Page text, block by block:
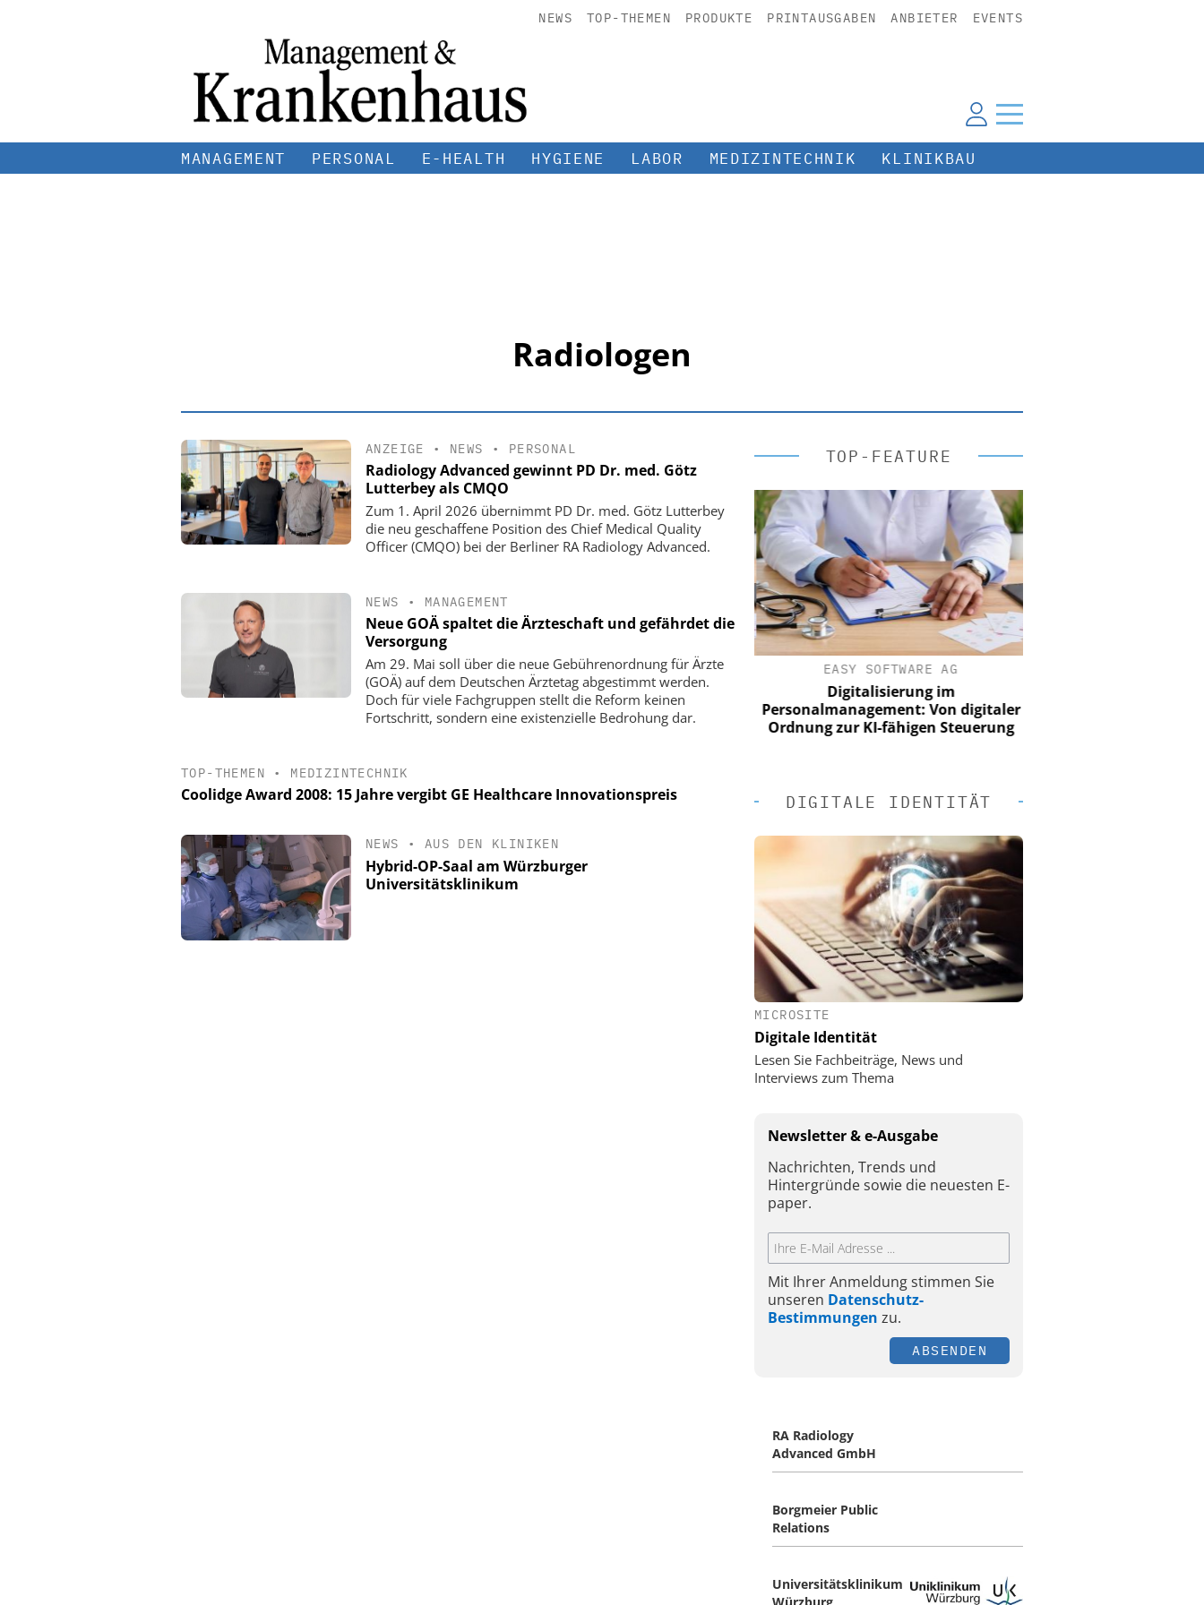
NEWS TOP-THEMEN PRODUKTE PRINTAUSGABEN ANBIETER EVENTS
MANAGEMENT PERSONAL E-HEALTH HYGIENE LABOR MEDIZINTECHNIK KLINIKBAU
Radiologen
ANZEIGE • NEWS • PERSONAL
Radiology Advanced gewinnt PD Dr. med. Götz
Lutterbey als CMQO
Zum 1. April 2026 übernimmt PD Dr. med. Götz Lutterbey
die neu geschaffene Position des Chief Medical Quality
Officer (CMQO) bei der Berliner RA Radiology Advanced.
NEWS • MANAGEMENT
Neue GOÄ spaltet die Ärzteschaft und gefährdet die
Versorgung
Am 29. Mai soll über die neue Gebührenordnung für Ärzte
(GOÄ) auf dem Deutschen Ärztetag abgestimmt werden.
Doch für viele Fachgruppen stellt die Reform keinen
Fortschritt, sondern eine existenzielle Bedrohung dar.
TOP-THEMEN • MEDIZINTECHNIK
Coolidge Award 2008: 15 Jahre vergibt GE Healthcare Innovationspreis
NEWS • AUS DEN KLINIKEN
Hybrid-OP-Saal am Würzburger
Universitätsklinikum
TOP-FEATURE
EASY SOFTWARE AG
Digitalisierung im
Personalmanagement: Von digitaler
Ordnung zur KI-fähigen Steuerung
EASY SOFTWARE AG
Digitalisierung im
Personalmanagement: Von digitaler
Ordnung zur KI-fähigen Steuerung
EASY SOFTWARE AG
Digitalisierung im
Personalmanagement: Von digitaler
Ordnung zur KI-fähigen Steuerung
DIGITALE IDENTITÄT
MICROSITE
Digitale Identität
Lesen Sie Fachbeiträge, News und
Interviews zum Thema
Newsletter & e-Ausgabe
Nachrichten, Trends und
Hintergründe sowie die neuesten E-
paper.
Mit Ihrer Anmeldung stimmen Sie
unseren Datenschutz-
Bestimmungen zu.
ABSENDEN
RA Radiology
Advanced GmbH
Borgmeier Public
Relations
Universitätsklinikum